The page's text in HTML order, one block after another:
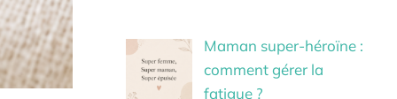
Maman super-héroïne :
comment gérer la
fatigue ?